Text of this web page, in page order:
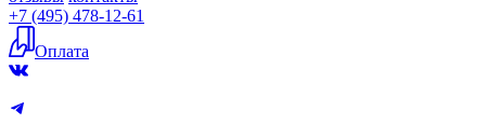
+7 (495) 478-12-61
Оплата